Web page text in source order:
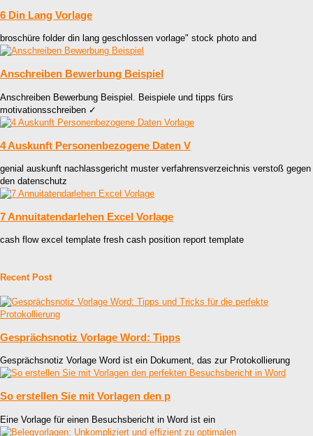
6 Din Lang Vorlage
broschüre folder din lang geschlossen vorlage" stock photo and
Anschreiben Bewerbung Beispiel
Anschreiben Bewerbung Beispiel. Beispiele und tipps fürs
motivationsschreiben ✓
4 Auskunft Personenbezogene Daten V
genial auskunft nachlassgericht muster verfahrensverzeichnis verstoß gegen
den datenschutz
7 Annuitatendarlehen Excel Vorlage
cash flow excel template fresh cash position report template
Recent Post
Gesprächsnotiz Vorlage Word: Tipps
Gesprächsnotiz Vorlage Word ist ein Dokument, das zur Protokollierung
So erstellen Sie mit Vorlagen den p
Eine Vorlage für einen Besuchsbericht in Word ist ein